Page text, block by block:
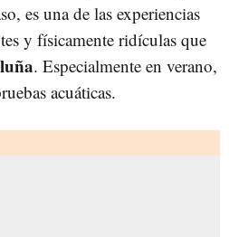
es una de las experiencias
y físicamente ridículas que
. Especialmente en verano,
acuáticas.